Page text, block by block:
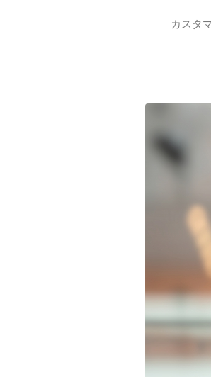
カスタ